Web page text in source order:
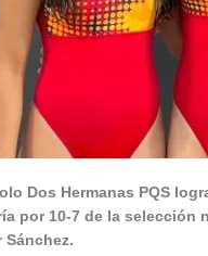
Dos Hermanas PQS
por 10-7 de la
Sánchez.